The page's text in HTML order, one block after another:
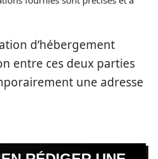
d’hébergement
entre ces deux parties
une adresse